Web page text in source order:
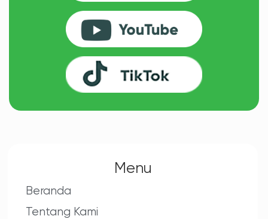
Menu
Beranda
Tentang Kami